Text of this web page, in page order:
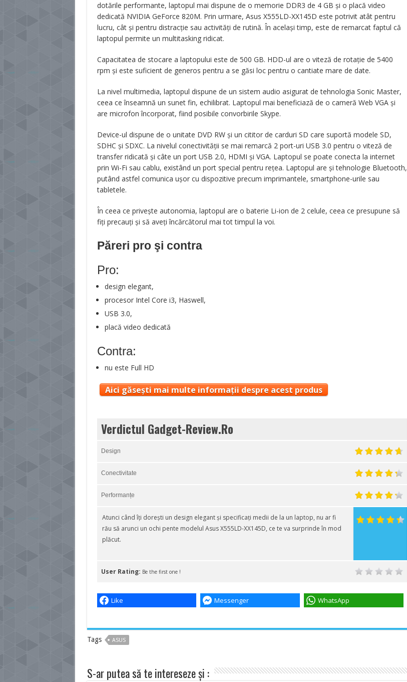
dotările performante, laptopul mai dispune de o memorie DDR3 de 4 GB și o placă video
dedicată NVIDIA GeForce 820M. Prin urmare, Asus X555LD-XX145D este potrivit atât pentru
lucru, cât și pentru distracție sau activități de rutină. În același timp, este de remarcat faptul că
laptopul permite un multitasking ridicat.
Capacitatea de stocare a laptopului este de 500 GB. HDD-ul are o viteză de rotație de 5400
rpm și este suficient de generos pentru a se găsi loc pentru o cantiate mare de date.
La nivel multimedia, laptopul dispune de un sistem audio asigurat de tehnologia Sonic Master,
ceea ce înseamnă un sunet fin, echilibrat. Laptopul mai beneficiază de o cameră Web VGA și
are microfon încorporat, fiind posibile convorbirile Skype.
Device-ul dispune de o unitate DVD RW și un cititor de carduri SD care suportă modele SD,
SDHC și SDXC. La nivelul conectivității se mai remarcă 2 port-uri USB 3.0 pentru o viteză de
transfer ridicată și câte un port USB 2.0, HDMI și VGA. Laptopul se poate conecta la internet
prin Wi-Fi sau cablu, existând un port special pentru rețea. Laptopul are și tehnologie Bluetooth,
putând astfel comunica ușor cu dispozitive precum imprimantele, smartphone-urile sau
tabletele.
În ceea ce privește autonomia, laptopul are o baterie Li-ion de 2 celule, ceea ce presupune să
fiți precauți și să aveți încărcătorul mai tot timpul la voi.
Păreri pro şi contra
Pro:
design elegant,
procesor Intel Core i3, Haswell,
USB 3.0,
placă video dedicată
Contra:
nu este Full HD
Aici găsești mai multe informații despre acest produs
Verdictul Gadget-Review.Ro
Design
Conectivitate
Performanțe
Atunci când îți dorești un design elegant și specificați medii de la un laptop, nu ar fi
rău să arunci un ochi pente modelul Asus X555LD-XX145D, ce te va surprinde în mod
plăcut.
User Rating: Be the first one !
Like Messenger WhatsApp
Tags ASUS
S-ar putea să te intereseze și :